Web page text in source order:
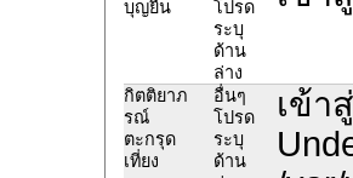
บุญยืน
โปรด
ระบุ
ด้าน
ล่าง
กิตติยาภ
รณ์
ตะกรุด
เที่ยง
อื่นๆ
โปรด
ระบุ
ด้าน
เข้า